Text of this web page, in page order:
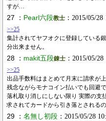
すが…
27 ： Pearl六段教士 ：2015/05/28
>>25
集計されてヤフオクに登録している
分出来ません。
28 ： makit五段錬士 ：2015/05/
>>25
出品手数料はまとめて月末に請求が
残念ながらモナコイン払いでも回避
落札取り消しにしない限り 実際の支
求されてカードから引き落とされるの
29 ： 名無し初段 ：2015/05/28